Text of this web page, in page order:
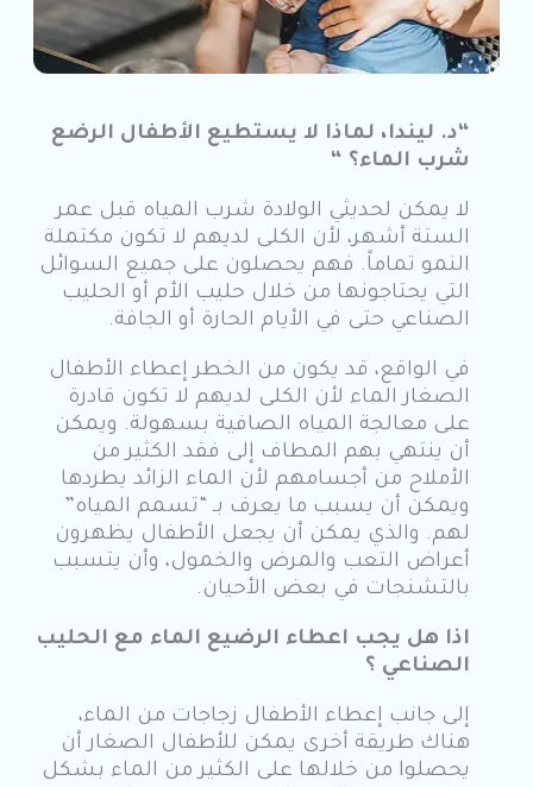
“د. ليندا، لماذا لا يستطيع الأطفال الرضع
شرب الماء؟ “
لا يمكن لحديثي الولادة شرب المياه قبل عمر
الستة أشهر، لأن الكلى لديهم لا تكون مكتملة
النمو تماماً. فهم يحصلون على جميع السوائل
التي يحتاجونها من خلال حليب الأم أو الحليب
الصناعي حتى في الأيام الحارة أو الجافة.
في الواقع، قد يكون من الخطر إعطاء الأطفال
الصغار الماء لأن الكلى لديهم لا تكون قادرة
على معالجة المياه الصافية بسهولة. ويمكن
أن ينتهي بهم المطاف إلى فقد الكثير من
الأملاح من أجسامهم لأن الماء الزائد يطردها
ويمكن أن يسبب ما يعرف بـ “تسمم المياه”
لهم. والذي يمكن أن يجعل الأطفال يظهرون
أعراض التعب والمرض والخمول، وأن يتسبب
بالتشنجات في بعض الأحيان.
اذا هل يجب اعطاء الرضيع الماء مع الحليب
الصناعي ؟
إلى جانب إعطاء الأطفال زجاجات من الماء،
هناك طريقة أخرى يمكن للأطفال الصغار أن
يحصلوا من خلالها على الكثير من الماء بشكل